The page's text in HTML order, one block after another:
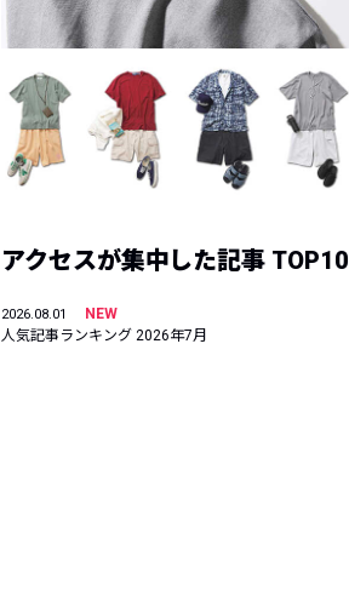
アクセスが集中した記事 TOP10
2026.08.01
NEW
人気記事ランキング 2026年7月